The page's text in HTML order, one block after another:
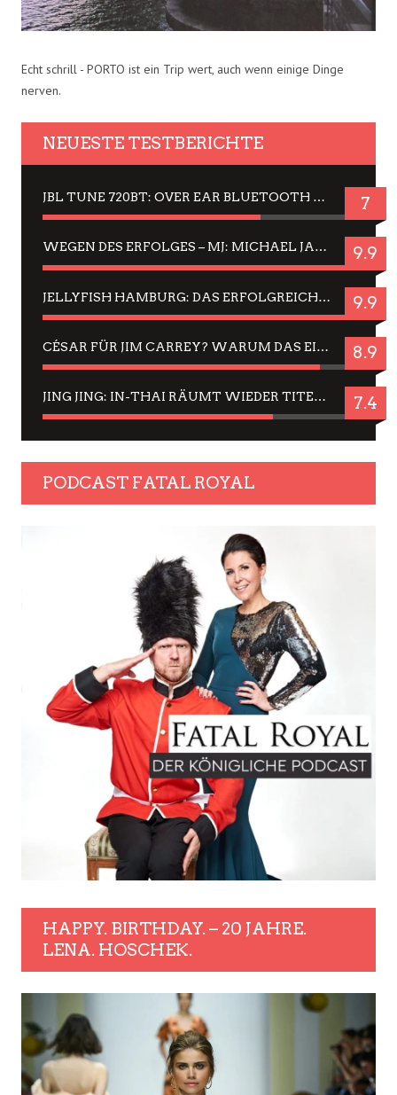
Echt schrill - PORTO ist ein Trip wert, auch wenn einige Dinge
nerven.
NEUESTE TESTBERICHTE
JBL TUNE 720BT: OVER EAR BLUETOOTH KOPFHÖRER UM DIE 50,-€ IM DAUER-TEST 7
WEGEN DES ERFOLGES – MJ: MICHAEL JACKSON MUSICAL IN EINER MATINEE SEHEN 9.9
JELLYFISH HAMBURG: DAS ERFOLGREICHE SOMMER-MENÜ 2025 IN GEFÜHLEN UND BILDERN 9.9
CÉSAR FÜR JIM CARREY? WARUM DAS EINER DER NERVIGSTEN ACTORS IST UND BLEIBT 8.9
JING JING: IN-THAI RÄUMT WIEDER TITEL AB – EIN ZWEI-STUNDEN-ERLEBNISBERICHT 7.4
PODCAST FATAL ROYAL
HAPPY. BIRTHDAY. – 20 JAHRE.
LENA. HOSCHEK.